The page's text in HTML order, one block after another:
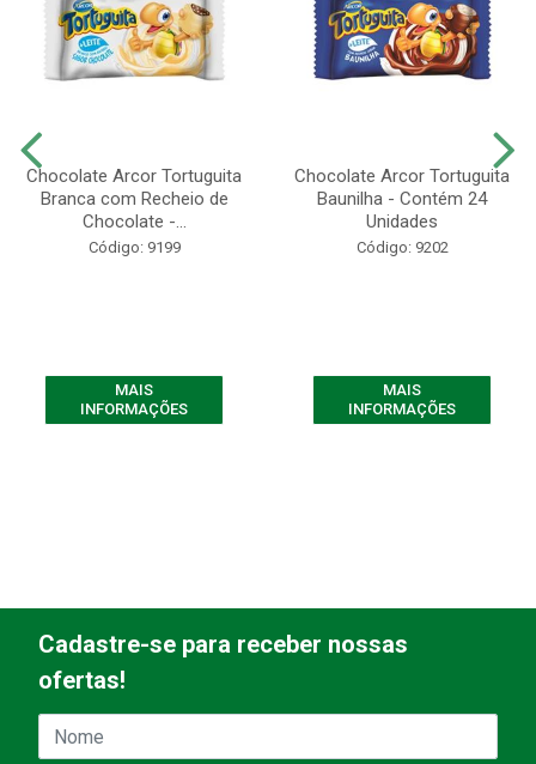
Chocolate Arcor Tortuguita
Branca com Recheio de
Chocolate -...
Código: 9199
MAIS
INFORMAÇÕES
Chocolate Arcor Tortuguita
Baunilha - Contém 24
Unidades
Código: 9202
MAIS
INFORMAÇÕES
Cadastre-se para receber nossas
ofertas!